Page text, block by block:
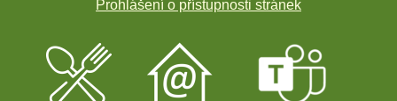
Prohlášení o přístupnosti stránek